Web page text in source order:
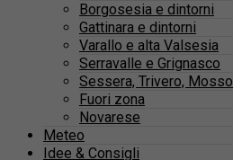
Borgosesia e dintorni
Gattinara e dintorni
Varallo e alta Valsesia
Serravalle e Grignasco
Sessera, Trivero, Mosso
Fuori zona
Novarese
Meteo
Idee & Consigli